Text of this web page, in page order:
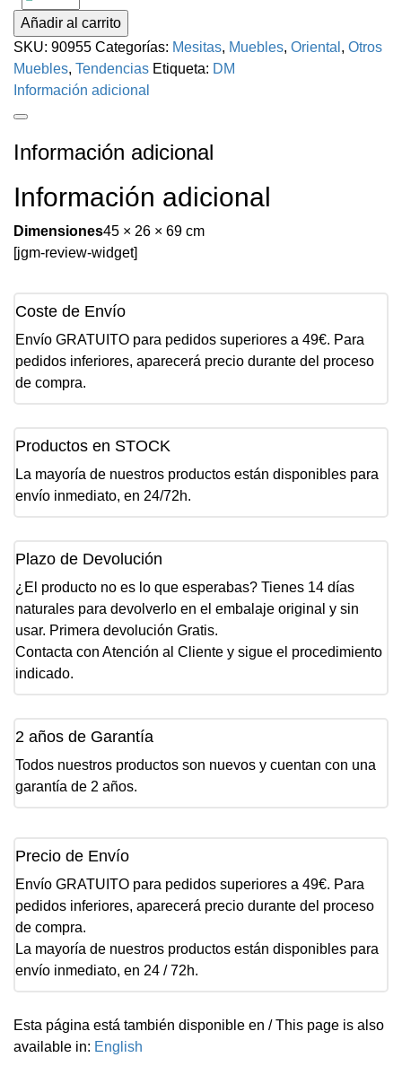
Añadir al carrito
SKU: 90955 Categorías: Mesitas, Muebles, Oriental , Otros
Muebles, Tendencias Etiqueta: DM
Información adicional
Información adicional
Información adicional
Dimensiones45 × 26 × 69 cm
[jgm-review-widget]
Coste de Envío
Envío GRATUITO para pedidos superiores a 49€. Para
pedidos inferiores, aparecerá precio durante del proceso
de compra.
Productos en STOCK
La mayoría de nuestros productos están disponibles para
envío inmediato, en 24/72h.
Plazo de Devolución
¿El producto no es lo que esperabas? Tienes 14 días
naturales para devolverlo en el embalaje original y sin
usar. Primera devolución Gratis.
Contacta con Atención al Cliente y sigue el procedimiento
indicado.
2 años de Garantía
Todos nuestros productos son nuevos y cuentan con una
garantía de 2 años.
Precio de Envío
Envío GRATUITO para pedidos superiores a 49€. Para
pedidos inferiores, aparecerá precio durante del proceso
de compra.
La mayoría de nuestros productos están disponibles para
envío inmediato, en 24 / 72h.
Esta página está también disponible en / This page is also
available in: English